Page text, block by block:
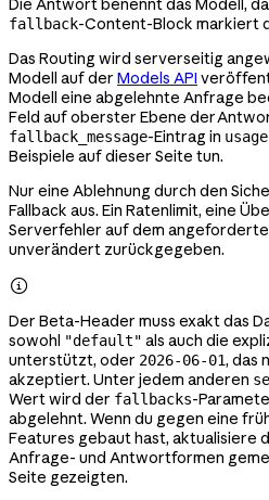
Die Antwort benennt das Modell,
fallback-Content-Block markiert
Das Routing wird serverseitig
Modell auf der Models API
Modell eine abgelehnte Anfrage
Feld auf oberster Ebene der
fallback_message-Eintrag in
Beispiele auf dieser Seite tun.
Nur eine Ablehnung durch den
Fallback aus. Ein Ratenlimit, eine
Serverfehler auf dem
unverändert zurückgegeben.

Der Beta-Header muss exakt das
sowohl "default" als auch die
unterstützt, oder 2026-06-01, das
akzeptiert. Unter jedem anderen
Wert wird der fallbacks-
abgelehnt. Wenn du gegen eine
Features gebaut hast, aktualisiere
Anfrage- und Antwortformen
Seite gezeigten.